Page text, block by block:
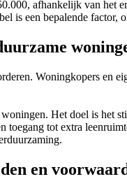
afhankelijk van
is een bepalende factor,
Woningkopers en
Het doel is
tot extra
en